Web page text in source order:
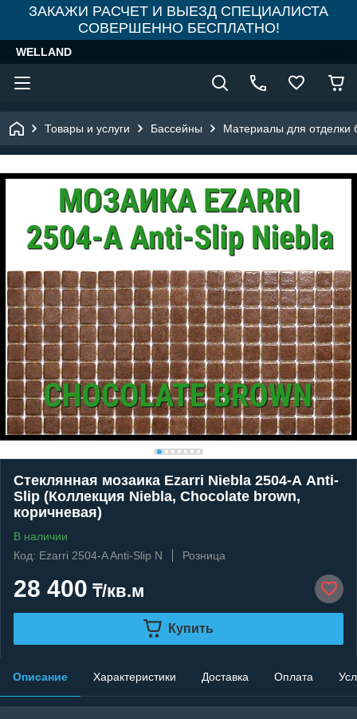
ЗАКАЖИ РАСЧЕТ И ВЫЕЗД СПЕЦИАЛИСТА
СОВЕРШЕННО БЕСПЛАТНО!
WELLAND
Товары и услуги Бассейны Материалы для отделки
Стеклянная мозаика Ezarri Niebla 2504-А Anti-
Slip (Коллекция Niebla, Chocolate brown,
коричневая)
В наличии
Код: Ezarri 2504-A Anti-Slip N
Розница
28 400 ₸/кв.м
Купить
Описание Характеристики Доставка Оплата